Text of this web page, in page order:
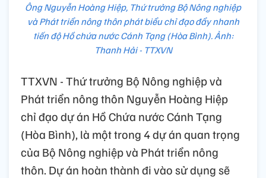
Ông Nguyễn Hoàng Hiệp, Thứ trưởng Bộ Nông nghiệp
và Phát triển nông thôn phát biểu chỉ đạo đẩy nhanh
tiến độ Hồ chứa nước Cánh Tạng (Hòa Bình). Ảnh:
Thanh Hải - TTXVN
TTXVN - Thứ trưởng Bộ Nông nghiệp và
Phát triển nông thôn Nguyễn Hoàng Hiệp
chỉ đạo dự án Hồ Chứa nước Cánh Tạng
(Hòa Bình), là một trong 4 dự án quan trọng
của Bộ Nông nghiệp và Phát triển nông
thôn. Dự án hoàn thành đi vào sử dụng sẽ